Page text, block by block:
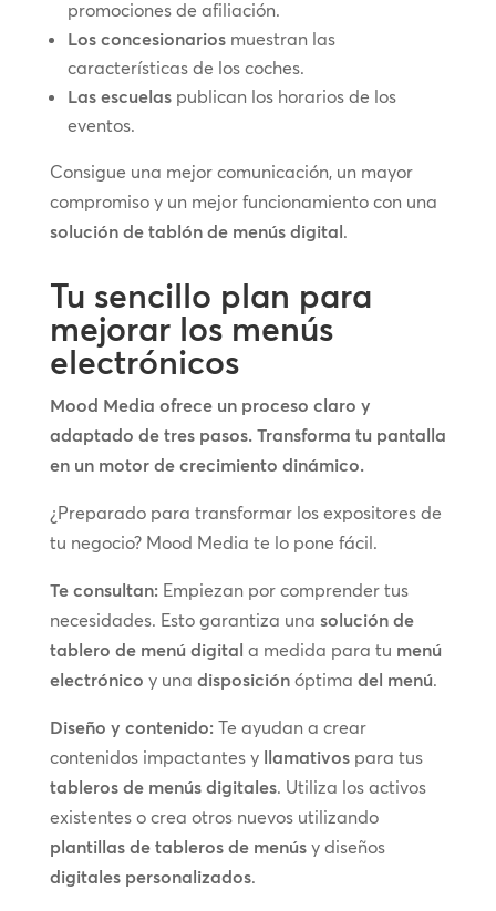
promociones de afiliación.
Los concesionariosmuestran las
características de los coches.
Las escuelaspublican los horarios de los
eventos.
Consigue una mejor comunicación, un mayor
compromiso y un mejor funcionamiento con una
solución de tablón de menús digital.
Tu sencillo plan para
mejorar los menús
electrónicos
Mood Media ofrece un proceso claro y
adaptado de tres pasos. Transforma tu pantalla
en un motor de crecimiento dinámico.
¿Preparado para transformar los expositores de
tu negocio? Mood Media te lo pone fácil.
Te consultan:Empiezan por comprender tus
necesidades. Esto garantiza una solución de
tablero de menú digital a medida para tu menú
electrónico y una disposiciónóptima del menú.
Diseño y contenido:Te ayudan a crear
contenidos impactantes y llamativospara tus
tableros de menús digitales. Utiliza los activos
existentes o crea otros nuevos utilizando
plantillas de tableros de menúsy diseños
digitales personalizados.